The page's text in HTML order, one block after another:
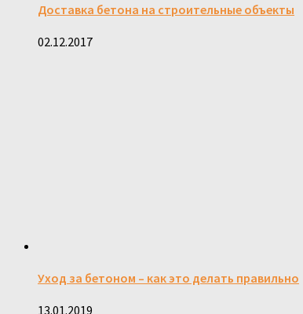
Доставка бетона на строительные объекты
02.12.2017
Уход за бетоном – как это делать правильно
13.01.2019